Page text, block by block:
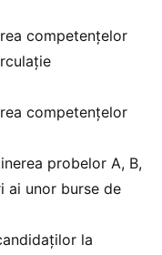
competențelor
competențelor
probelor A, B,
ai unor burse de
la